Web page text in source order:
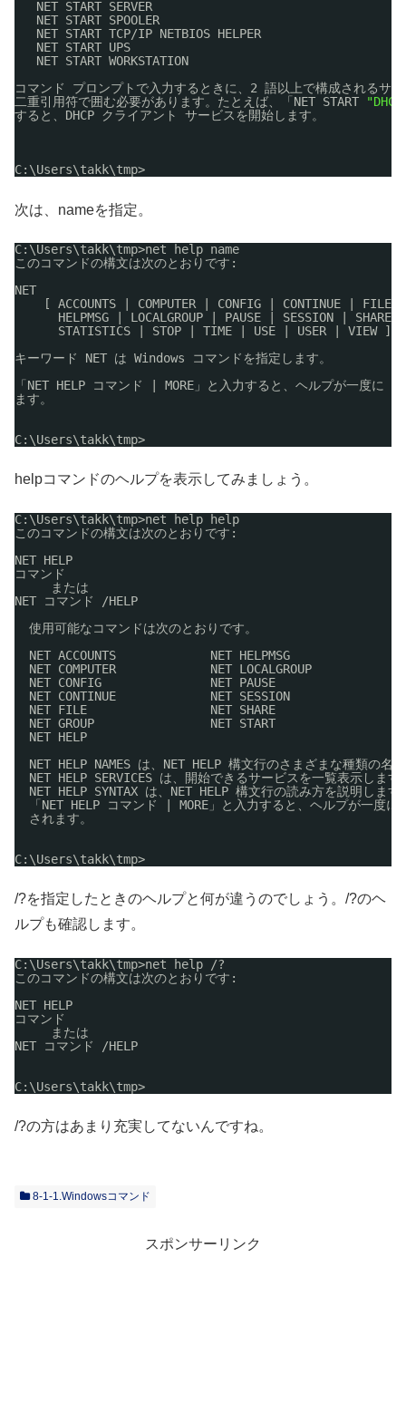
NET START SERVER
NET START SPOOLER
NET START TCP/IP NETBIOS HELPER
NET START UPS
NET START WORKSTATION
コマンド プロンプトで入力するときに、2 語以上で構成されるサ
二重引用符で囲む必要があります。たとえば、「NET START
すると、DHCP クライアント サービスを開始します。
C:\Users\takk\tmp>
次は、nameを指定。
C:\Users\takk\tmp>net help name
このコマンドの構文は次のとおりです:
NET
[ ACCOUNTS | COMPUTER | CONFIG | CONTINUE |
HELPMSG | LOCALGROUP | PAUSE | SESSION |
STATISTICS | STOP | TIME | USE | USER | VIEW ]
キーワード NET は Windows コマンドを指定します。
「NET HELP コマンド | MORE」と入力すると、ヘルプが一度に
ます。
C:\Users\takk\tmp>
helpコマンドのヘルプを表示してみましょう。
C:\Users\takk\tmp>net help help
このコマンドの構文は次のとおりです:
NET HELP
コマンド
または
NET コマンド
/HELP
使用可能なコマンドは次のとおりです。
NET ACCOUNTS             NET HELPMSG
NET COMPUTER             NET LOCALGROUP
NET CONFIG               NET PAUSE
NET CONTINUE             NET SESSION
NET FILE                 NET SHARE
NET GROUP                NET START
NET HELP
NET HELP NAMES は、NET HELP 構文行のさまざまな種類の名
NET HELP SERVICES は、開始できるサービスを一覧表示します
NET HELP SYNTAX は、NET HELP 構文行の読み方を説明します
「NET HELP コマンド | MORE」と入力すると、ヘルプが一度
されます。
C:\Users\takk\tmp>
/?を指定したときのヘルプと何が違うのでしょう。/?のヘ
ルプも確認します。
C:\Users\takk\tmp>net help /?
このコマンドの構文は次のとおりです:
NET HELP
コマンド
または
NET コマンド
/HELP
C:\Users\takk\tmp>
/?の方はあまり充実してないんですね。
8-1-1.Windowsコマンド
スポンサーリンク